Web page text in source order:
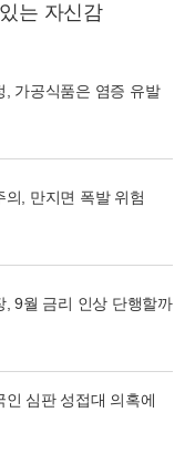
는 자신감
, 가공식품은 염증 유발
, 만지면 폭발 위험
, 9월 금리 인상 단행할까
심판 성접대 의혹에